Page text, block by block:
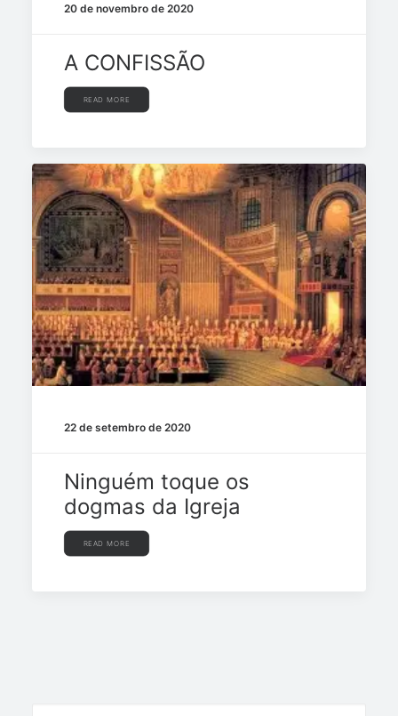
20 de novembro de 2020
A CONFISSÃO
READ MORE
22 de setembro de 2020
Ninguém toque os
dogmas da Igreja
READ MORE